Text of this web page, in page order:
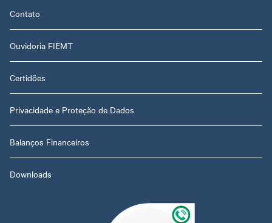
Contato
Ouvidoria FIEMT
Certidões
Privacidade e Proteção de Dados
Balanços Financeiros
Downloads